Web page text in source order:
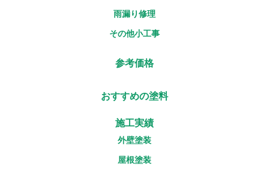
雨漏り修理
その他小工事
参考価格
おすすめの塗料
施工実績
外壁塗装
屋根塗装